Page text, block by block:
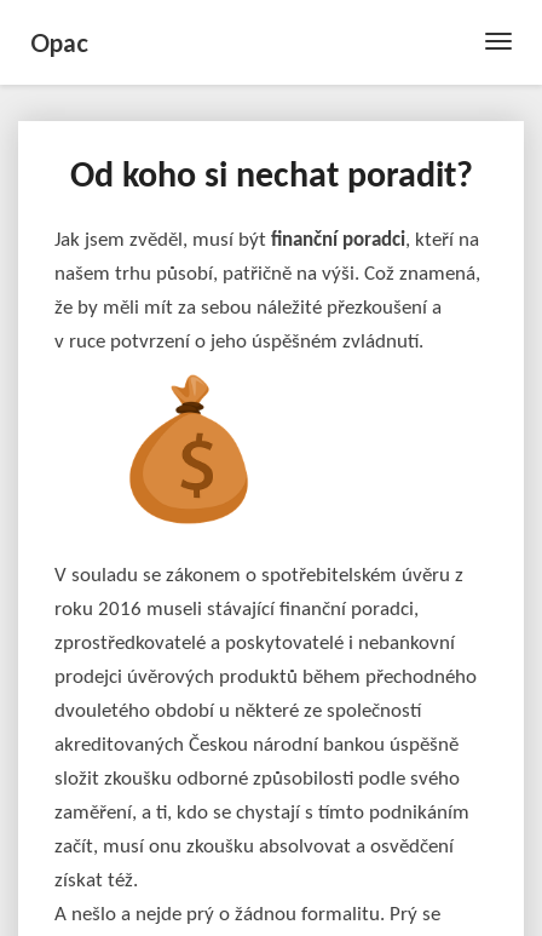
Toggle
Opac
Od
nechat
poradit?
Od koho si nechat poradit?
Jak jsem zvěděl, musí být finanční poradci, kteří na
našem trhu působí, patřičně na výši. Což znamená,
že by měli mít za sebou náležité přezkoušení a
v ruce potvrzení o jeho úspěšném zvládnutí.
V souladu se zákonem o spotřebitelském úvěru z
roku 2016 museli stávající finanční poradci,
zprostředkovatelé a poskytovatelé i nebankovní
prodejci úvěrových produktů během přechodného
dvouletého období u některé ze společností
akreditovaných Českou národní bankou úspěšně
složit zkoušku odborné způsobilosti podle svého
zaměření, a ti, kdo se chystají s tímto podnikáním
začít, musí onu zkoušku absolvovat a osvědčení
získat též.
A nešlo a nejde prý o žádnou formalitu. Prý se